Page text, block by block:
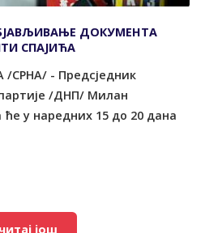
ДОКУМЕНТА
СПАЈИЋА
СРНА/ - Предсједник
/ДНП/ Милан
ће у наредних 15 до 20 дана
још